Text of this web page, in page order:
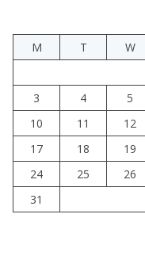
M
T W
3
4 5
10
11 12
17
18 19
24
25 26
31